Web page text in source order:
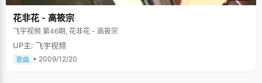
花非花 - 高筱宗
飞宇视频 第46期, 花非花 - 高筱宗
UP主: 飞宇视频
歌曲 • 2009/12/20